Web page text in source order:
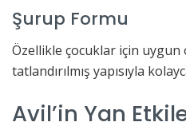
Şurup Formu
Özellikle çocuklar için
tatlandırılmış yapısıyla
Avil’in Yan